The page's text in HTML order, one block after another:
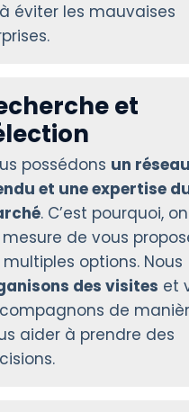
éviter les mauvaises
et
possédons un réseau
et une expertise
. C’est pourquoi,
de vous
options. Nous
des visites et
de
aider à prendre des